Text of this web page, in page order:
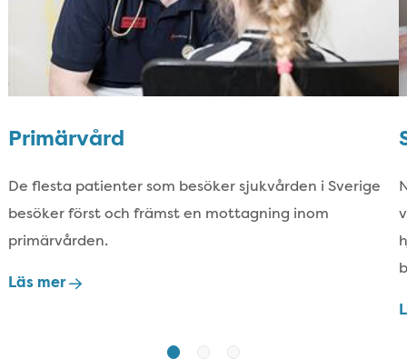
Primärvård
De flesta patienter som besöker sjukvården i Sverige
besöker först och främst en mottagning inom
primärvården.
Läs mer